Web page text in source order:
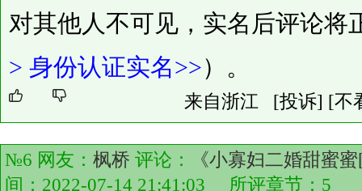
对其他人不可见，实名后评论将
> 身份认证实名>>）。
来自浙江 [投诉] [不
№6 网友： 枫桥 评论：
《小寡妇二婚甜蜜
间：2022-07-14 21:41:03 所评章节： 5